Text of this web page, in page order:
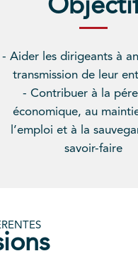
- Aider les dirigeants à
transmission de leur
- Contribuer à la
économique, au
l’emploi et à la
savoir-faire